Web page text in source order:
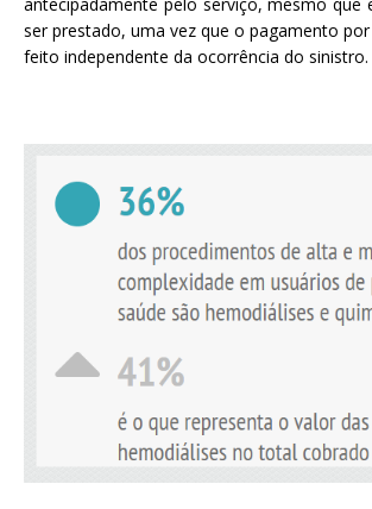
ser prestado, uma vez que o pagamento
feito independente da ocorrência do sinistro.